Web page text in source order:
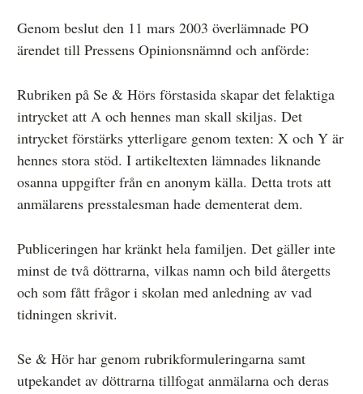
Genom beslut den 11 mars 2003 överlämnade PO
ärendet till Pressens Opinionsnämnd och anförde:
Rubriken på Se & Hörs förstasida skapar det felaktiga
intrycket att A och hennes man skall skiljas. Det
intrycket förstärks ytterligare genom texten: X och Y är
hennes stora stöd. I artikeltexten lämnades liknande
osanna uppgifter från en anonym källa. Detta trots att
anmälarens presstalesman hade dementerat dem.
Publiceringen har kränkt hela familjen. Det gäller inte
minst de två döttrarna, vilkas namn och bild återgetts
och som fått frågor i skolan med anledning av vad
tidningen skrivit.
Se & Hör har genom rubrikformuleringarna samt
utpekandet av döttrarna tillfogat anmälarna och deras